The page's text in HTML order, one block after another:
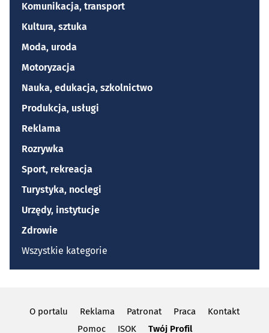
Komunikacja, transport
Kultura, sztuka
Moda, uroda
Motoryzacja
Nauka, edukacja, szkolnictwo
Produkcja, usługi
Reklama
Rozrywka
Sport, rekreacja
Turystyka, noclegi
Urzędy, instytucje
Zdrowie
Wszystkie kategorie
O portalu Reklama Patronat Praca
Kontakt
Pomoc
ISOK Twój Profil